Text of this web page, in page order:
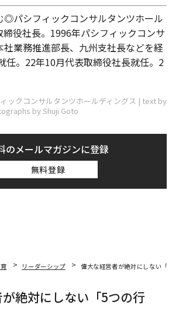
◎パシフィックコンサルタンツホール
締役社長。1996年パシフィックコンサ
社業務推進部長、九州支社長などを経
任。22年10月代表取締役社長就任。2
ックコンサルタンツホールディングス | text by
by Shuji Goto
のメールマガジンに登録
無料登録
リーダーシップ
偉大な経営者が絶対にしない「5
絶対にしない「5つの行